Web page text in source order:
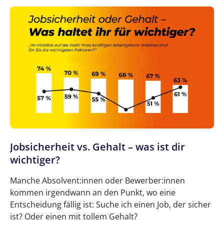
Jobsicherheit vs. Gehalt – was ist dir
wichtiger?
Manche Absolvent:innen oder Bewerber:innen
kommen irgendwann an den Punkt, wo eine
Entscheidung fällig ist: Suche ich einen Job, der sicher
ist? Oder einen mit tollem Gehalt?